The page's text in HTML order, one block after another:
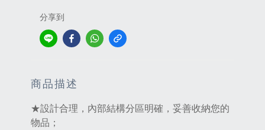
分享到
商品描述
★設計合理，內部結構分區明確，妥善收納您的
物品；